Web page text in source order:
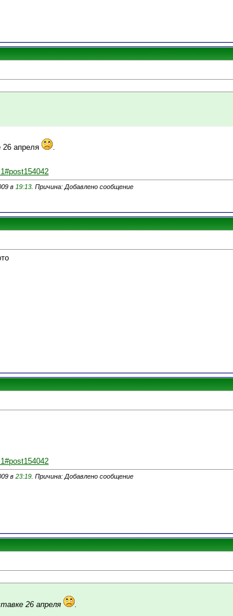
апреля .
в 19:13 . Причина: Добавлено сообщение
в 23:19 . Причина: Добавлено сообщение
26 апреля
.